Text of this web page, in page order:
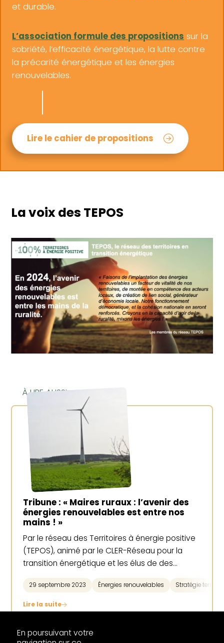
et durable.
L’association formule des propositions sur la
sobriété, l’efficacité énergétique, la lutte contre
la précarité énergétique et les énergies
renouvelables.
Lire le cahier de propositions
La voix des TEPOS
À LIRE AUSSI
Tribune : « Maires ruraux : l’avenir des
énergies renouvelables est entre nos
mains ! »
Par le réseau des Territoires à énergie positive
(TEPOS), animé par le CLER-Réseau pour la
transition énergétique et les élus de des…
29 septembre 2023 Énergies renouvelables Stratégie
Lire la suite
En poursuivant votre